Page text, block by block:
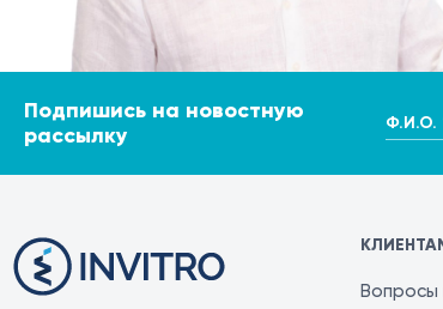
Подпишись на новостную
рассылку
Ф.И.О.
Вопросы